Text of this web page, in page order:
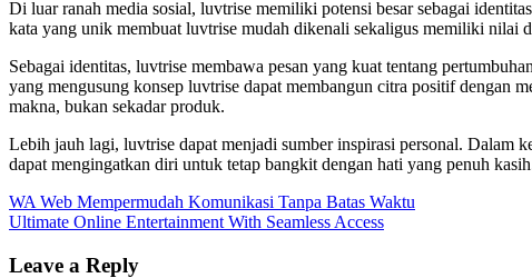
Di luar ranah media sosial, luvtrise memiliki potensi besar sebagai
kata yang unik membuat luvtrise mudah dikenali sekaligus memiliki nilai
Sebagai identitas, luvtrise membawa pesan yang kuat tentang
yang mengusung konsep luvtrise dapat membangun citra positif dengan
makna, bukan sekadar produk.
Lebih jauh lagi, luvtrise dapat menjadi sumber inspirasi personal. Dalam
dapat mengingatkan diri untuk tetap bangkit dengan hati yang penuh
Post
navigation
WA Web Mempermudah Komunikasi Tanpa Batas Waktu
Ultimate Online Entertainment With Seamless Access
Leave a Reply